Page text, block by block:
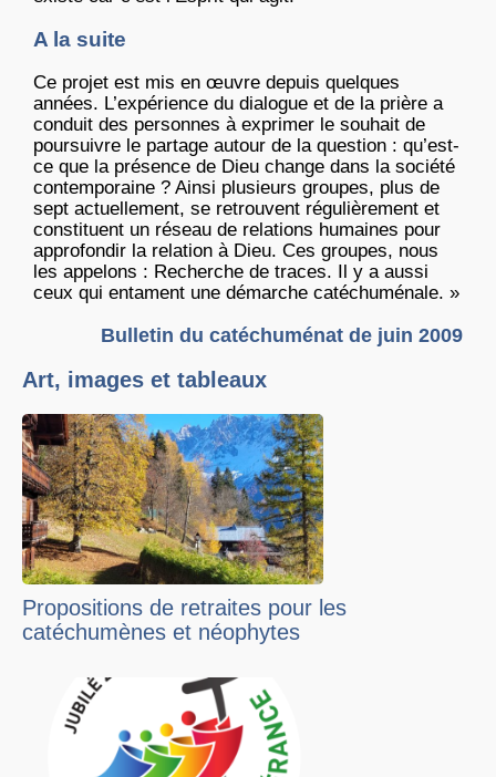
A la suite
Ce projet est mis en œuvre depuis quelques
années. L’expérience du dialogue et de la prière a
conduit des personnes à exprimer le souhait de
poursuivre le partage autour de la question : qu’est-
ce que la présence de Dieu change dans la société
contemporaine ? Ainsi plusieurs groupes, plus de
sept actuellement, se retrouvent régulièrement et
constituent un réseau de relations humaines pour
approfondir la relation à Dieu. Ces groupes, nous
les appelons : Recherche de traces. Il y a aussi
ceux qui entament une démarche catéchuménale. »
Bulletin du catéchuménat de juin 2009
Art, images et tableaux
Propositions de retraites pour les
catéchumènes et néophytes